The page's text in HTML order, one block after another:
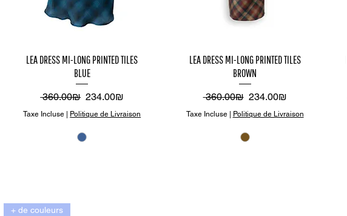
Aperçu
rapide
LEA DRESS MI-LONG PRINTED TILES
BLUE
Prix original
‏360.00 ‏₪ Prix promotionnel
‏234.00 ‏₪
Taxe Incluse | Politique de Livraison
Aperçu
rapide
LEA DRESS MI-LONG PRINTED TILES
BROWN
Prix original
‏360.00 ‏₪ Prix promotionnel
‏234.00 ‏₪
Taxe Incluse| Politique de Livraison
+ de couleurs